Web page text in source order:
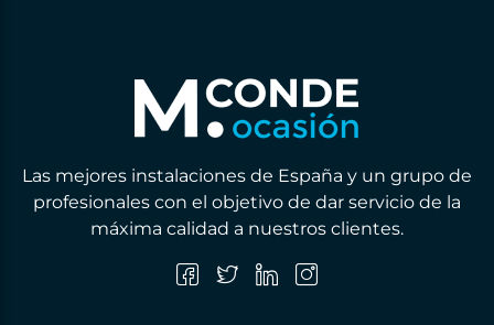
Las mejores instalaciones de España y un grupo de
profesionales con el objetivo de dar servicio de la
máxima calidad a nuestros clientes.